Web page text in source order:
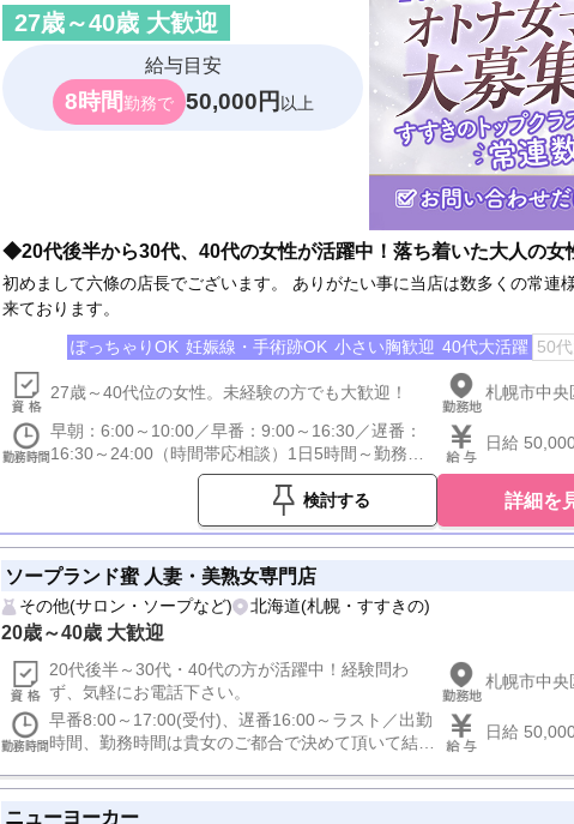
27歳～40歳 大歓迎
給与目安
8時間勤務で 50,000円 以上
◆20代後半から30代、40代の女性が活躍中！落ち着いた大人の
初めまして六條の店長でございます。 ありがたい事に当店は数多くの常連
来ております。
ぽっちゃりOK 妊娠線・手術跡OK 小さい胸歓迎 40代大活躍 50
27歳～40代位の女性。未経験の方でも大歓迎！ 札幌市中央
早朝：6:00～10:00／早番：9:00～16:30／遅番：
16:30～24:00（時間帯応相談）1日5時間～勤務可
日給
検討する 詳細を
ソープランド蜜 人妻・美熟女専門店
その他(サロン・ソープなど) 北海道(札幌・すすきの)
20歳～40歳 大歓迎
20代後半～30代・40代の方が活躍中！経験問わ
ず、気軽にお電話下さい。
札幌市中
早番8:00～17:00(受付)、遅番16:00～ラスト／出勤
時間、勤務時間は貴女のご都合で決めて頂いて結構
日給
ニューヨーカー